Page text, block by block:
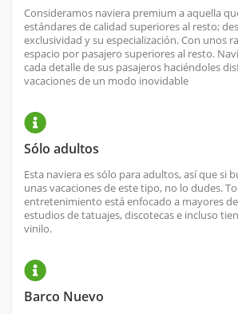
Consideramos naviera premium a aquella
estándares de calidad superiores al resto;
exclusividad y su especialización. Con unos
espacio por pasajero superiores al resto.
cada detalle de sus pasajeros haciéndoles
vacaciones de un modo inovidable
Sólo adultos
Esta naviera es sólo para adultos, así que si
unas vacaciones de este tipo, no lo dudes.
entretenimiento está enfocado a mayores
estudios de tatuajes, discotecas e incluso
vinilo.
Barco Nuevo